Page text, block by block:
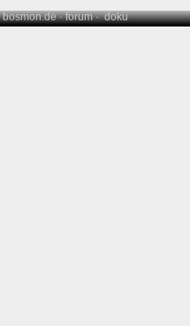
bosmon.de·forum·doku